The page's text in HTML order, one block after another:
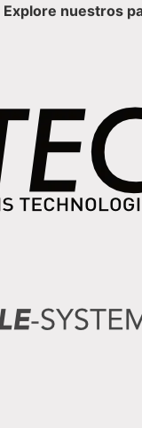
Explore nuestros